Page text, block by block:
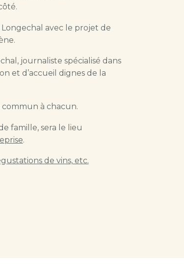
avec le projet de
journaliste spécialisé dans
et d’accueil dignes de la
commun à chacun.
famille, sera le lieu
.
de vins, etc.